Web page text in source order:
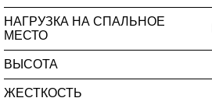
НАГРУЗКА НА СПАЛЬНОЕ
МЕСТО
ВЫСОТА
ЖЕСТКОСТЬ